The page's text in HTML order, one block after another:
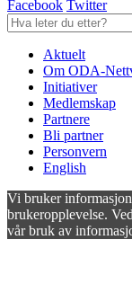
Facebook Twitter
Aktuelt
Om ODA-
Initiativer
Medlemskap
Partnere
Bli partner
Personvern
English
Vi bruker
brukeropplevelse.
vår bruk av